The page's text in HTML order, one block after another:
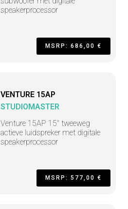
speakerprocessor
MSRP: 686,00 €
VENTURE 15AP
STUDIOMASTER
Venture 15AP 15" tweeweg
actieve luidspreker met digitale
speakerprocessor
MSRP: 577,00 €